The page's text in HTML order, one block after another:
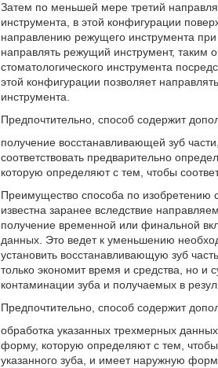
Затем по меньшей мере третий
инструмента, в этой конфигурации
направлению режущего инструмента
направлять режущий инструмент, таким
стоматологического инструмента
этой конфигурации позволяет
инструмента.
Предпочтительно, способ содержит
получение восстанавливающей зуб
соответствовать предварительно
которую определяют с тем, чтобы
Преимущество способа по изобретению
известна заранее вследствие
получение временной или финальной
данных. Это ведет к уменьшению
установить восстанавливающую зуб
только экономит время и средства, но
контаминации зуба и получаемых в
Предпочтительно, способ содержит
обработка указанных трехмерных
форму, которую определяют с тем, чтобы
указанного зуба, и имеет наружную